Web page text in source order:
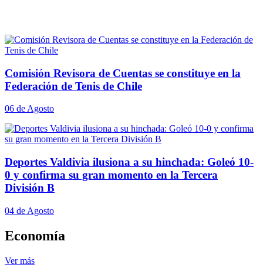
Comisión Revisora de Cuentas se constituye en la
Federación de Tenis de Chile
06 de Agosto
Deportes Valdivia ilusiona a su hinchada: Goleó 10-
0 y confirma su gran momento en la Tercera
División B
04 de Agosto
Economía
Ver más